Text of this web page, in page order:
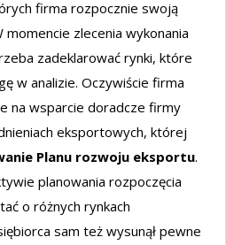
firma rozpocznie swoją
momencie zlecenia wykonania
zadeklarować rynki, które
w analizie. Oczywiście firma
na wsparcie doradcze firmy
eksportowych, której
Planu rozwoju eksportu.
planowania rozpoczęcia
o różnych rynkach
sam też wysunął pewne